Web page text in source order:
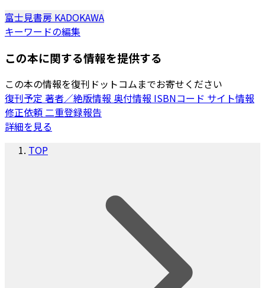
富士見書房 KADOKAWA
キーワードの編集
この本に関する情報を提供する
この本の情報を復刊ドットコムまでお寄せください
復刊予定 著者／絶版情報 奥付情報 ISBNコード サイト情報
修正依頼 二重登録報告
詳細を見る
TOP